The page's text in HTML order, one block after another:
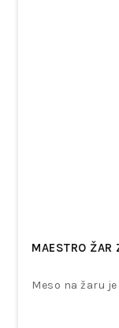
MAESTRO ŽAR
Meso na žaru